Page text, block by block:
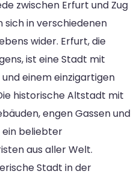
zwischen Erfurt und Zug
sich in verschiedenen
wider. Erfurt, die
ist eine Stadt mit
einem einzigartigen
historische Altstadt mit
engen Gassen und
beliebter
aus aller Welt.
Stadt in der